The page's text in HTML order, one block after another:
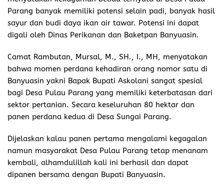
Parang banyak memiliki potensi selain padi, banyak hasil
sayur dan budi daya ikan air tawar. Potensi ini dapat
digali oleh Dinas Perikanan dan Baketpan Banyuasin.
Camat Rambutan, Mursal, M., SH., I., MH, menyatakan
bahwa momen perdana kehadiran orang nomor satu di
Banyuasin yakni Bapak Bupati Askolani sangat spesial
bagi Desa Pulau Parang yang memiliki keterbatasan dari
sektor pertanian. Secara keseluruhan 80 hektar dan
panen perdana kedua di Desa Sungai Parang.
Dijelaskan kalau panen pertama mengalami kegagalan
namun masyarakat Desa Pulau Parang tetap menanam
kembali, alhamdulillah kali ini berhasil dan dapat
dipanen bersama dengan Bupati Banyuasin.